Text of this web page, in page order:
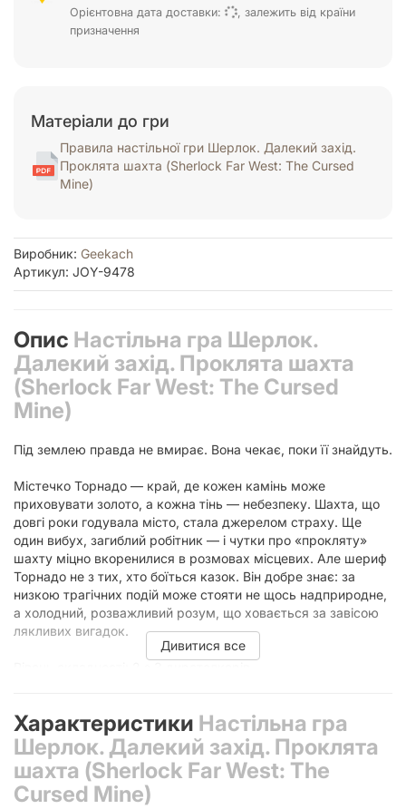
Орієнтовна дата доставки:
, залежить від країни
призначення
Матеріали до гри
Правила настільної гри Шерлок. Далекий захід.
Проклята шахта (Sherlock Far West: The Cursed
Mine)
Виробник: Geekach
Артикул: JOY-9478
Опис Настільна гра Шерлок.
Далекий захід. Проклята шахта
(Sherlock Far West: The Cursed
Mine)
Під землею правда не вмирає. Вона чекає, поки її знайдуть.
Містечко Торнадо — край, де кожен камінь може
приховувати золото, а кожна тінь — небезпеку. Шахта, що
довгі роки годувала місто, стала джерелом страху. Ще
один вибух, загиблий робітник — і чутки про «прокляту»
шахту міцно вкоренилися в розмовах місцевих. Але шериф
Торнадо не з тих, хто боїться казок. Він добре знає: за
низкою трагічних подій може стояти не щось надприродне,
а холодний, розважливий розум, що ховається за завісою
лякливих вигадок.
детективів, де в кожній коробочці на вас чекає окрема
справа. Це цікавий філер, який можна розслідувати соло, з
друзями або членами сім’ї. Гра вимагає глибокого аналізу
та забезпечує справжнє занурення у розслідування.
Дивитися все
Характеристики Настільна гра
Шерлок. Далекий захід. Проклята
шахта (Sherlock Far West: The
Cursed Mine)